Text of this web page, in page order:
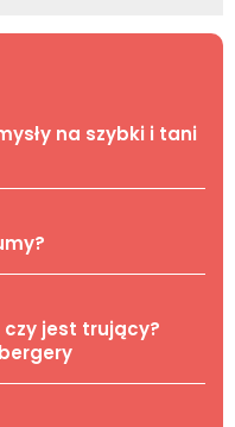
na szybki i tani
jest trujący?